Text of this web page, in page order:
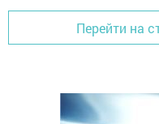
Перейти на